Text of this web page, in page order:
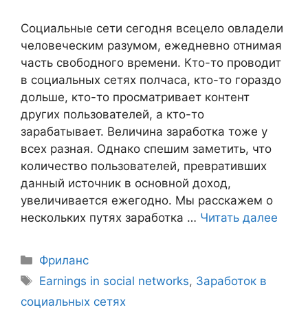
Социальные сети сегодня всецело овладели
человеческим разумом, ежедневно отнимая
часть свободного времени. Кто-то проводит
в социальных сетях полчаса, кто-то гораздо
дольше, кто-то просматривает контент
других пользователей, а кто-то
зарабатывает. Величина заработка тоже у
всех разная. Однако спешим заметить, что
количество пользователей, превративших
данный источник в основной доход,
увеличивается ежегодно. Мы расскажем о
нескольких путях заработка … Читать далее
Фриланс
Earnings in social networks, Заработок в
социальных сетях